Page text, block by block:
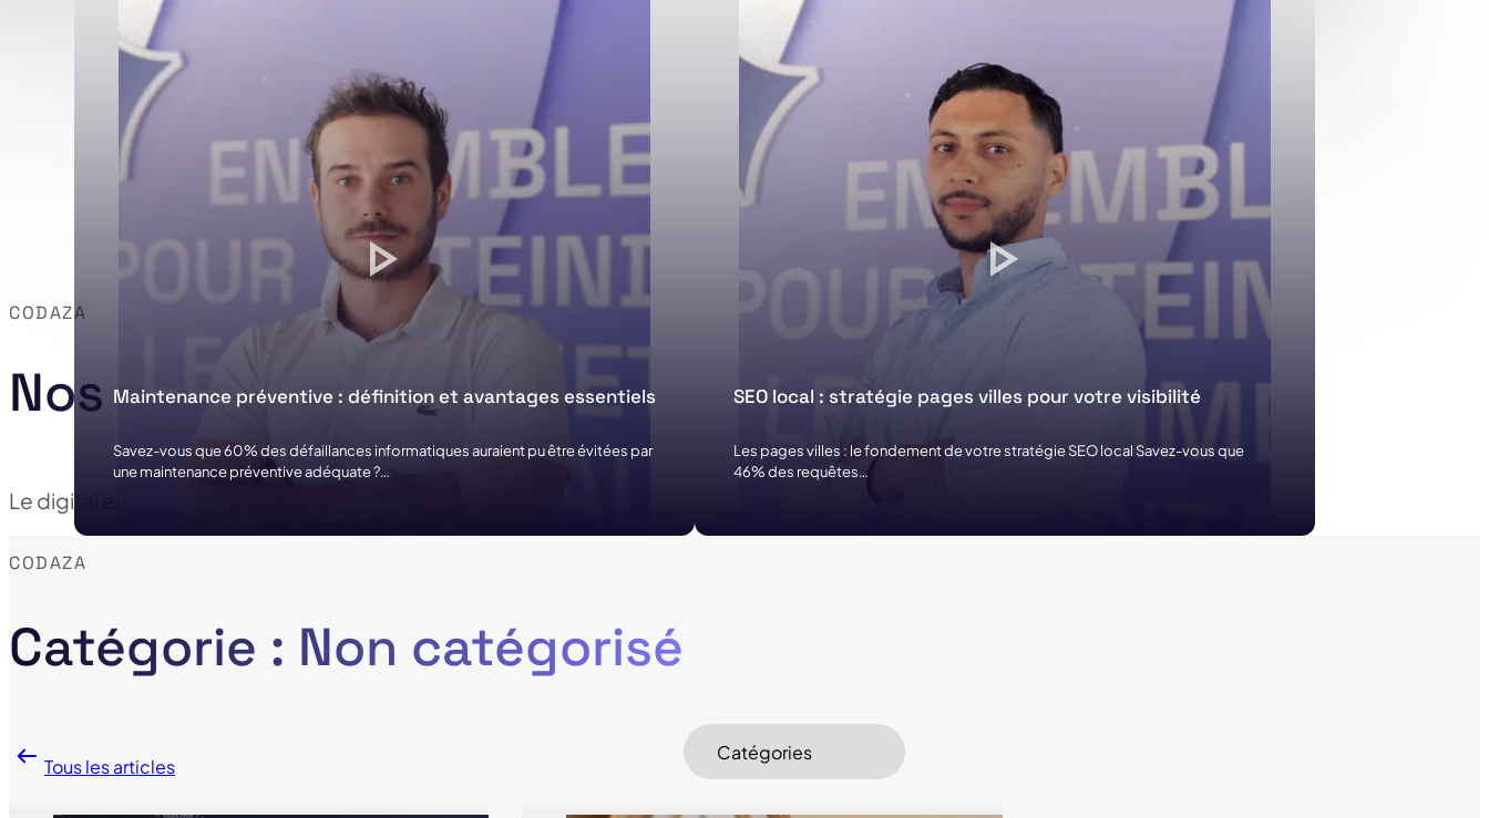
Nos actualités en vidéo
CODAZA
Le digital en vidéo : l’essentiel de nos actualités en format court.
Maintenance préventive : définition et avantages essentiels
Savez-vous que 60% des défaillances informatiques auraient pu être évitées par
une maintenance préventive adéquate ?…
SEO local : stratégie pages villes pour votre visibilité
Les pages villes : le fondement de votre stratégie SEO local Savez-vous que
46% des requêtes…
Catégorie : Non catégorisé
CODAZA
Tous les articles